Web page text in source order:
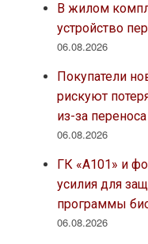
В жилом
устройство
06.08.2026
Покупатели
рискуют
из-за
06.08.2026
ГК «А101» и
усилия для
программы
06.08.2026